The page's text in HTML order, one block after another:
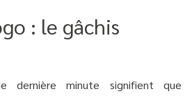
: le gâchis
dernière minute signifient que